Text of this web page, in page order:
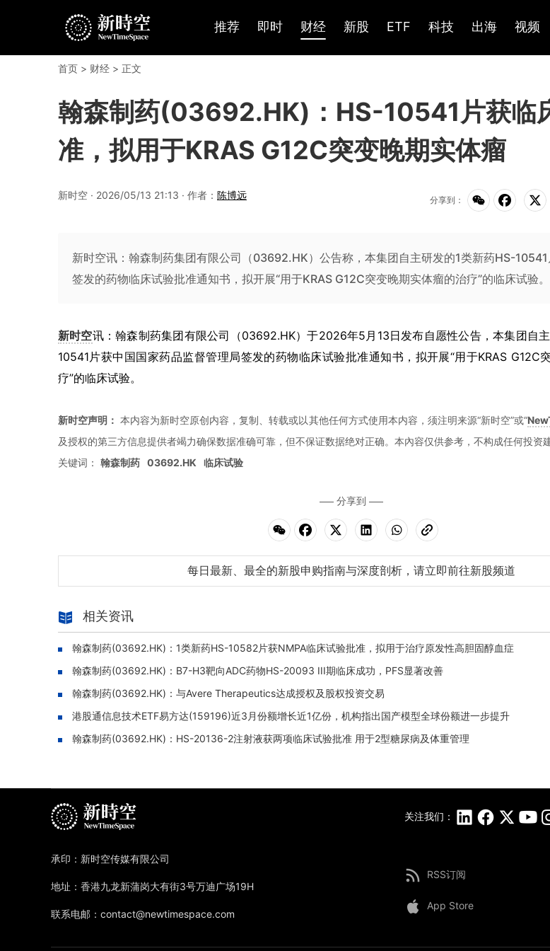
推荐 即时 财经 新股 ETF 科技 出海 视频
首页 > 财经 > 正文
翰森制药(03692.HK)：HS-10541片获临
准，拟用于KRAS G12C突变晚期实体瘤
新时空 · 2026/05/13 21:13 · 作者： 陈博远 分享到：
新时空讯：翰森制药集团有限公司（03692.HK）公告称，本集团自主研发的1类新药HS-
签发的药物临床试验批准通知书，拟开展“用于KRAS G12C突变晚期实体瘤的治疗”的临床试验。
新时空讯：翰森制药集团有限公司（03692.HK）于2026年5月13日发布自愿性公告，本集团自
10541片获中国国家药品监督管理局签发的药物临床试验批准通知书，拟开展“用于KRAS G12C
疗”的临床试验。
新时空声明： 本内容为新时空原创内容，复制、转载或以其他任何方式使用本内容，须注明来源“新时空”或“
及授权的第三方信息提供者竭力确保数据准确可靠，但不保证数据绝对正确。本內容仅供参考，不构成任何投资
关键词： 翰森制药 03692.HK 临床试验
分享到
每日最新、最全的新股申购指南与深度剖析，请立即前往新股频道
相关资讯
翰森制药(03692.HK)：1类新药HS-10582片获NMPA临床试验批准，拟用于治疗原发性高胆固醇血症
翰森制药(03692.HK)：B7-H3靶向ADC药物HS-20093 III期临床成功，PFS显著改善
翰森制药(03692.HK)：与Avere Therapeutics达成授权及股权投资交易
港股通信息技术ETF易方达(159196)近3月份额增长近1亿份，机构指出国产模型全球份额进一步提升
翰森制药(03692.HK)：HS-20136-2注射液获两项临床试验批准 用于2型糖尿病及体重管理
关注我们：
RSS订阅
App Store
承印：新时空传媒有限公司
地址：香港九龙新蒲岗大有街3号万迪广场19H
联系电邮：contact@newtimespace.com